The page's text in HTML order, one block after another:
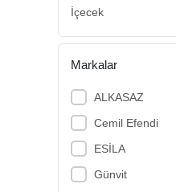
İçecek
Markalar
ALKASAZ
Cemil Efendi
ESİLA
Günvit